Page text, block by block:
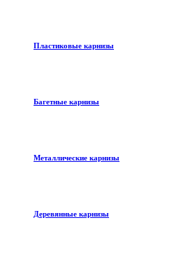
Пластиковые карнизы
Багетные карнизы
Металлические карнизы
Деревянные карнизы